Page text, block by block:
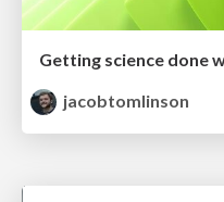
jacobtomlinson